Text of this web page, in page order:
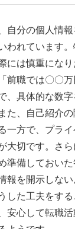
自分の個人情
われています
には慎重にな
前職では〇〇
、具体的な数
た、自己紹介
一方で、プラ
大切です。さ
準備しておい
報を開示しな
した工夫をす
安心して転職